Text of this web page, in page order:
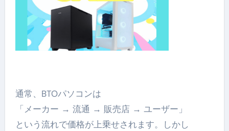
通常、BTOパソコンは
「メーカー → 流通 → 販売店 → ユーザー」
という流れで価格が上乗せされます。しかし